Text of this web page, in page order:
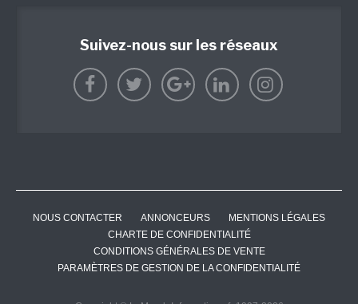
Suivez-nous sur les réseaux
NOUS CONTACTER ANNONCEURS
MENTIONS LÉGALES
CHARTE DE CONFIDENTIALITÉ
CONDITIONS GÉNÉRALES DE VENTE
PARAMÈTRES DE GESTION DE LA CONFIDENTIALITÉ